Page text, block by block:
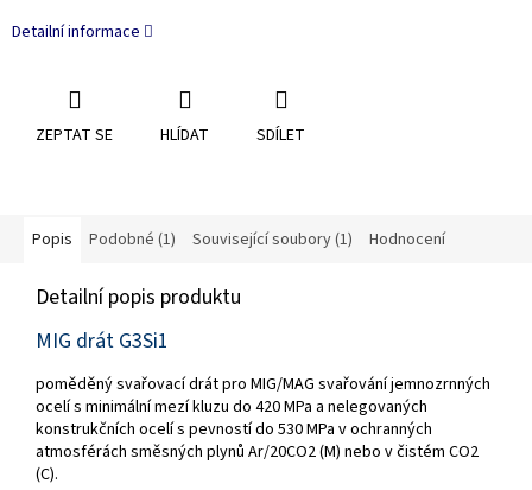
Detailní informace
ZEPTAT SE HLÍDAT SDÍLET
Popis Podobné (1) Související soubory (1) Hodnocení
Detailní popis produktu
MIG drát G3Si1
poměděný svařovací drát pro MIG/MAG svařování jemnozrnných
ocelí s minimální mezí kluzu do 420 MPa a nelegovaných
konstrukčních ocelí s pevností do 530 MPa v ochranných
atmosférách směsných plynů Ar/20CO2 (M) nebo v čistém CO2
(C).